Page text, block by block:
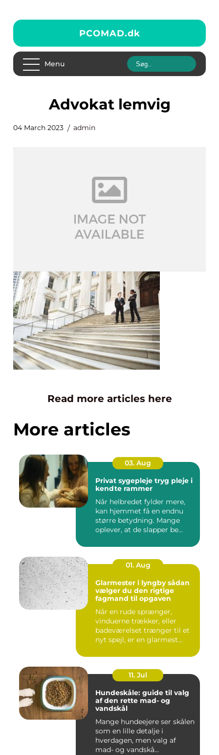
PCOMAD.dk
Menu
advokat lemvig
04 March 2023 admin
Read more articles here
More articles
03. Aug
Privat sygepleje tryg pleje i
kendte rammer
Når helbredet fylder mere,
kan hjemmet få en endnu
større betydning. Mange
oplever, at de slapper be...
01. Aug
Glarmester i lyngby sådan
vælger du den rigtige
fagmand til opgaven
Når en rude sprænger,
vinduerne trækker, eller
badeværelset trænger til et
nyt spejl, er en glarmest...
11. Jul
Hundeskåle: guide til valg
af den rette mad- og
vandskål
Mange hundeejere ser skålen
som en lille detalje i
hverdagen, men valg af
mad- og vandskå...